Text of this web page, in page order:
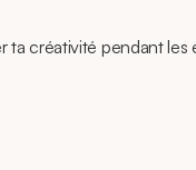
ta créativité pendant les